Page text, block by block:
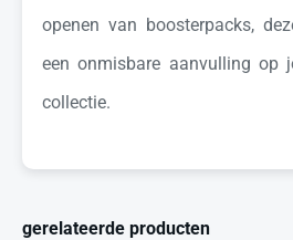
openen van boosterpacks,
een onmisbare aanvulling op
collectie.
gerelateerde producten